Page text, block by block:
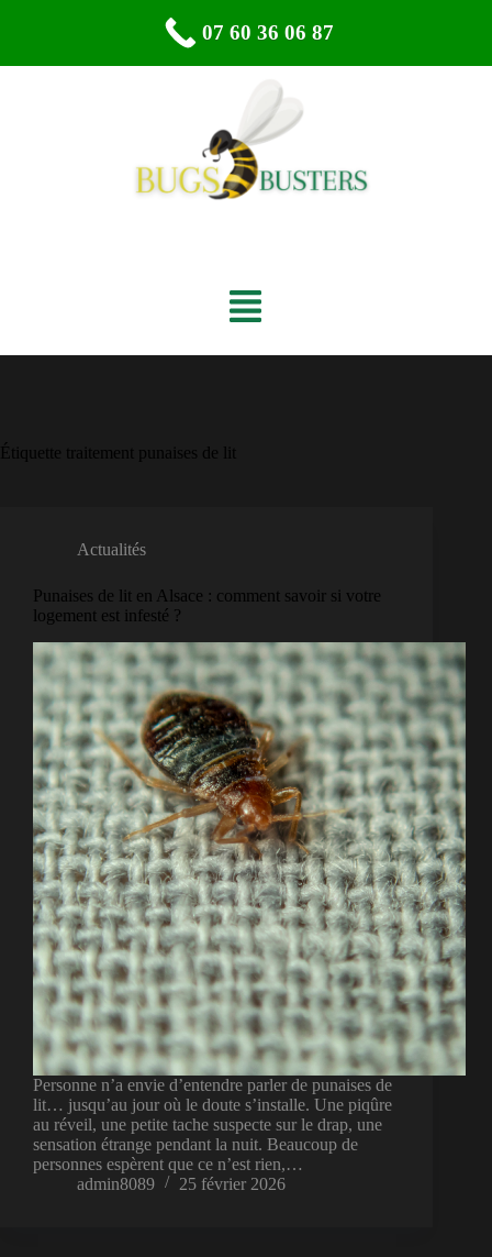
Étiquette traitement punaises de lit
Actualités
Punaises de lit en Alsace : comment savoir si votre
logement est infesté ?
Personne n’a envie d’entendre parler de punaises de
lit… jusqu’au jour où le doute s’installe. Une piqûre
au réveil, une petite tache suspecte sur le drap, une
sensation étrange pendant la nuit. Beaucoup de
personnes espèrent que ce n’est rien,…
admin8089
25 février 2026
07 60 36 06 87